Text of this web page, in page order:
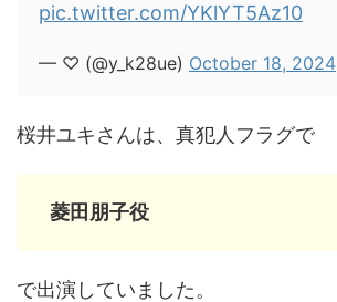
pic.twitter.com/YKlYT5Az10
— ♡ (@y_k28ue) October 18, 2024
桜井ユキさんは、真犯人フラグで
菱田朋子役
で出演していました。